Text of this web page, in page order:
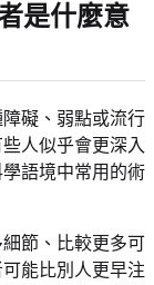
是什麼意
礙、弱點或流行
人似乎會更深入
語境中常用的術
節、比較更多可
能比別人更早注